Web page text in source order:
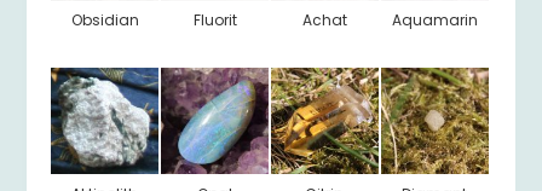
Obsidian Fluorit Achat Aquamarin